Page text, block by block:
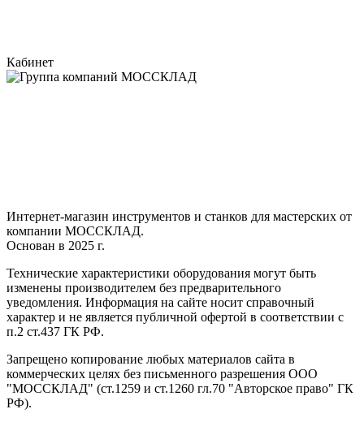
Кабинет
Интернет-магазин инструментов и станков для мастерских от
компании МОССКЛАД.
Основан в 2025 г.
Технические характеристики оборудования могут быть
изменены производителем без предварительного
уведомления. Информация на сайте носит справочный
характер и не является публичной офертой в соответствии с
п.2 ст.437 ГК РФ.
Запрещено копирование любых материалов сайта в
коммерческих целях без письменного разрешения ООО
"МОССКЛАД" (ст.1259 и ст.1260 гл.70 "Авторское право" ГК
РФ).